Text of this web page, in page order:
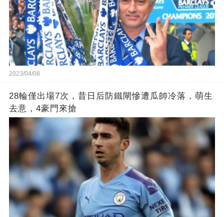
2023/04/08
28輪僅出場7次，昔日后防鐵閘慘遭瓜帥冷落，萌生
去意，4豪門來搶